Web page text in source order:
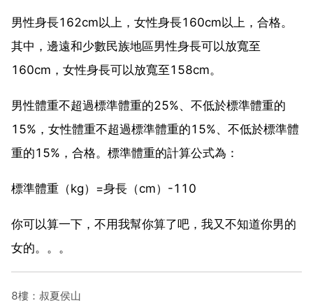
男性身長162cm以上，女性身長160cm以上，合格。
其中，邊遠和少數民族地區男性身長可以放寬至
160cm，女性身長可以放寬至158cm。
男性體重不超過標準體重的25%、不低於標準體重的
15%，女性體重不超過標準體重的15%、不低於標準體
重的15%，合格。標準體重的計算公式為：
標準體重（kg）=身長（cm）-110
你可以算一下，不用我幫你算了吧，我又不知道你男的
女的。。。
8樓：叔夏侯山